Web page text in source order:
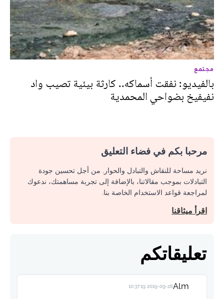
مجتمع
بالفيديو: نفقت أسماكه.. كارثة بيئية تصيب واد
نفيفيخ بضواحي المحمدية
مرحبا بكم في فضاء التعليق
نريد مساحة للنقاش والتبادل والحوار. من أجل تحسين جودة
التبادلات بموجب مقالاتنا، بالإضافة إلى تجربة مساهمتك، ندعوك
لمراجعة قواعد الاستخدام الخاصة بنا.
اقرأ ميثاقنا
تعليقاتكم
Alm
2019-09-28 10:37:19